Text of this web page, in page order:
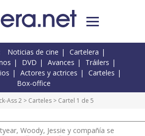
Noticias de cine
Cartelera
DVD Avances
Tráilers
Actores y actrices
Carteles
Box-office
Ass 2 > Carteles > Cartel 1 de 5
Woody, Jessie y compañía se